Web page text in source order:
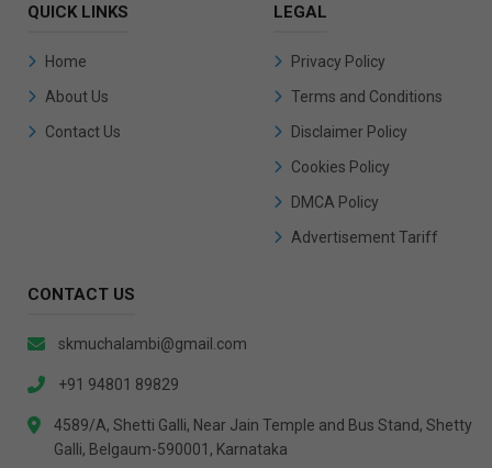
QUICK LINKS
Home
About Us
Contact Us
LEGAL
Privacy Policy
Terms and Conditions
Disclaimer Policy
Cookies Policy
DMCA Policy
Advertisement Tariff
CONTACT US
skmuchalambi@gmail.com
+91 94801 89829
4589/A, Shetti Galli, Near Jain Temple and Bus Stand, Shetty
Galli, Belgaum-590001, Karnataka